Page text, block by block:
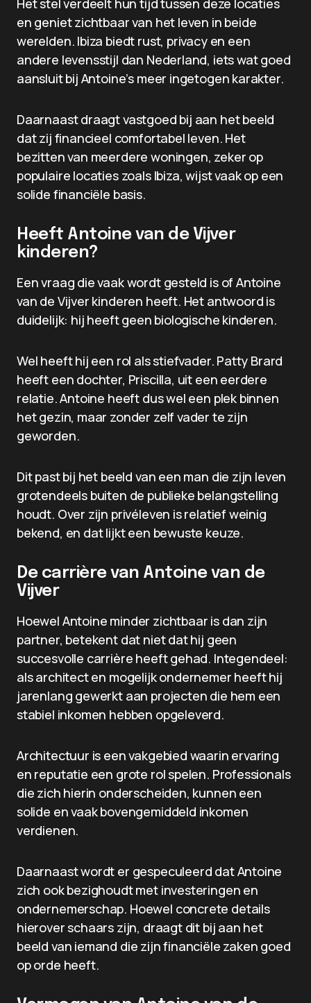
Het stel verdeelt hun tijd tussen deze locaties
en geniet zichtbaar van het leven in beide
werelden. Ibiza biedt rust, privacy en een
andere levensstijl dan Nederland, iets wat goed
aansluit bij Antoine’s meer ingetogen karakter.
Daarnaast draagt vastgoed bij aan het beeld
dat zij financieel comfortabel leven. Het
bezitten van meerdere woningen, zeker op
populaire locaties zoals Ibiza, wijst vaak op een
solide financiële basis.
Heeft Antoine van de Vijver
kinderen?
Een vraag die vaak wordt gesteld is of Antoine
van de Vijver kinderen heeft. Het antwoord is
duidelijk: hij heeft geen biologische kinderen.
Wel heeft hij een rol als stiefvader. Patty Brard
heeft een dochter, Priscilla, uit een eerdere
relatie. Antoine heeft dus wel een plek binnen
het gezin, maar zonder zelf vader te zijn
geworden.
Dit past bij het beeld van een man die zijn leven
grotendeels buiten de publieke belangstelling
houdt. Over zijn privéleven is relatief weinig
bekend, en dat lijkt een bewuste keuze.
De carrière van Antoine van de
Vijver
Hoewel Antoine minder zichtbaar is dan zijn
partner, betekent dat niet dat hij geen
succesvolle carrière heeft gehad. Integendeel:
als architect en mogelijk ondernemer heeft hij
jarenlang gewerkt aan projecten die hem een
stabiel inkomen hebben opgeleverd.
Architectuur is een vakgebied waarin ervaring
en reputatie een grote rol spelen. Professionals
die zich hierin onderscheiden, kunnen een
solide en vaak bovengemiddeld inkomen
verdienen.
Daarnaast wordt er gespeculeerd dat Antoine
zich ook bezighoudt met investeringen en
ondernemerschap. Hoewel concrete details
hierover schaars zijn, draagt dit bij aan het
beeld van iemand die zijn financiële zaken goed
op orde heeft.